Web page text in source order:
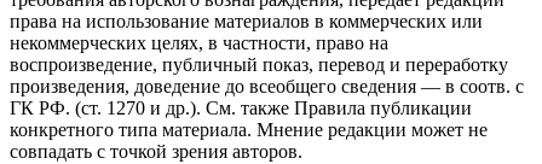
права на использование материалов в коммерческих или
некоммерческих целях, в частности, право на
воспроизведение, публичный показ, перевод и переработку
произведения, доведение до всеобщего сведения — в соотв. с
ГК РФ. (ст. 1270 и др.). См. также Правила публикации
конкретного типа материала. Мнение редакции может не
совпадать с точкой зрения авторов.